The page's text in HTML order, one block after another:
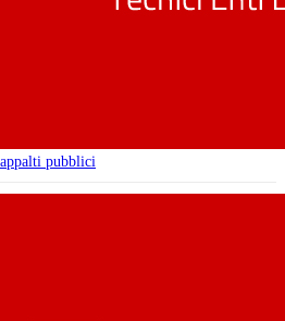
pubblici